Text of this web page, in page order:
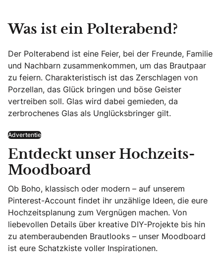
Was ist ein Polterabend?
Der Polterabend ist eine Feier, bei der Freunde, Familie
und Nachbarn zusammenkommen, um das Brautpaar
zu feiern. Charakteristisch ist das Zerschlagen von
Porzellan, das Glück bringen und böse Geister
vertreiben soll. Glas wird dabei gemieden, da
zerbrochenes Glas als Unglücksbringer gilt.
Advertentie
Entdeckt unser Hochzeits-
Moodboard
Ob Boho, klassisch oder modern – auf unserem
Pinterest-Account findet ihr unzählige Ideen, die eure
Hochzeitsplanung zum Vergnügen machen. Von
liebevollen Details über kreative DIY-Projekte bis hin
zu atemberaubenden Brautlooks – unser Moodboard
ist eure Schatzkiste voller Inspirationen.